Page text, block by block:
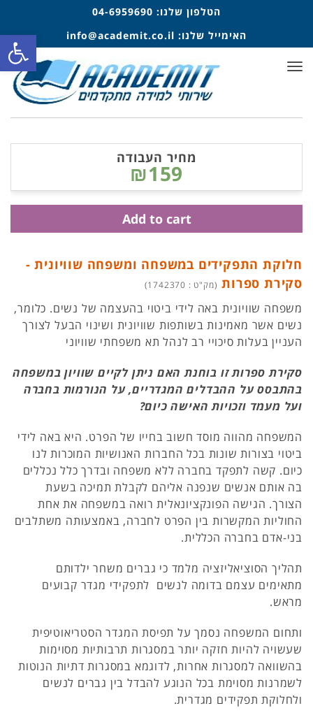
הטלפון שלנו: 04-6959690
האימייל שלנו: info@academit.co.il
תפריט
חלוקת התפקידים במשפחה ומשפחה שוויונית -
סקירת ספרות (מק"ט : 1742370)
משפחה שוויונית באה לידי ביטוי בהעצמה של נשים. כלומר,
נשים אשר מאמינות בשותפות שוויונית ושינוי הבעל לצורך
העניין בעלות סיכויי רב לנהל תא משפחתי שוויוני
סקירת ספרות זו בוחנת האם ניתן לקיים שוויון במשפחה
בהתבסס על ההבדלים המגדריים, על הנורמות בחברה
ועל מעמד וזכויות האישה כיום?
המשפחה מהווה מוסד חשוב בחייו של הפרט. היא באה לידי
ביטוי בצורות שונות בכל החברות האנושיות המוכרות לנו
כיום. קשה לתפקד בחברה ללא משפחה ובדרך כלל נכללים
בה אותם אנשים שנפנה אליהם לקבלת תמיכה בשעת
הצורך. הגישה הפונקציונאלית רואה במשפחה את אחת
החוליות המקשרות בין הפרט לחברה, באמצעותה משתלבים
בני-אדם בחברה הכללית.
תהליך הסוציאליזציה מלמד כי גברים משחר ילדותם
מתאימים עצמם בדומה לנשים לתפקידי מגדר קבועים
מראש.
ותחום המשפחה נסמך על תפיסת המגדר הסטריאוטיפית
שעשויה להיות חזקה יותר במסגרות תרבותיות מסוימות
בהשוואה למסגרות אחרות, לדוגמא במסגרות דתיות הנוטות
לשמרנות מסוימת בכל הנוגע להבדל בין גברים לנשים
ולחלוקת תפקידים מגדרית.
מחיר העבודה
₪159
Add to cart
פתח